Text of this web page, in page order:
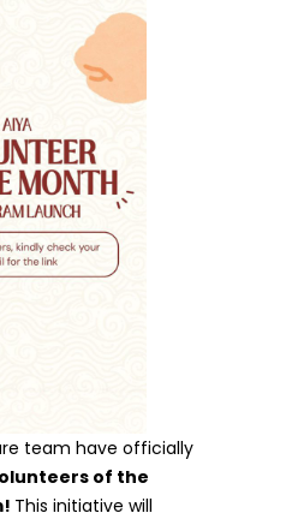
team have officially
of the
This initiative will